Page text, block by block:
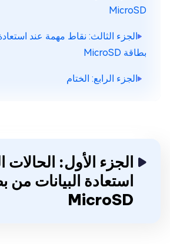
MicroSD
الجزء الثالث: نقاط مهمة عند
بطاقة MicroSD
الجزء الرابع: الختام
الجزء الأول:
استعادة البيانات من
MicroSD